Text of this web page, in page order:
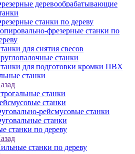
деревообрабатывающие
станки по дереву
фрезерные станки по
для снятия свесов
станки
для подготовки кромки ПВХ
станки
станки
станки
рейсмусовые станки
станки
станки по дереву
станки по дереву